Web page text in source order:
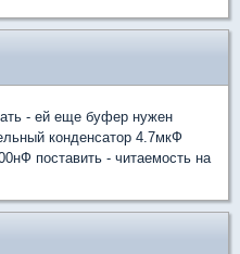
- ей еще буфер нужен
конденсатор 4.7мкФ
поставить - читаемость на